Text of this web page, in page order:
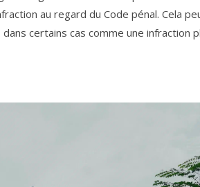
au regard du Code pénal. Cela
certains cas comme une infraction